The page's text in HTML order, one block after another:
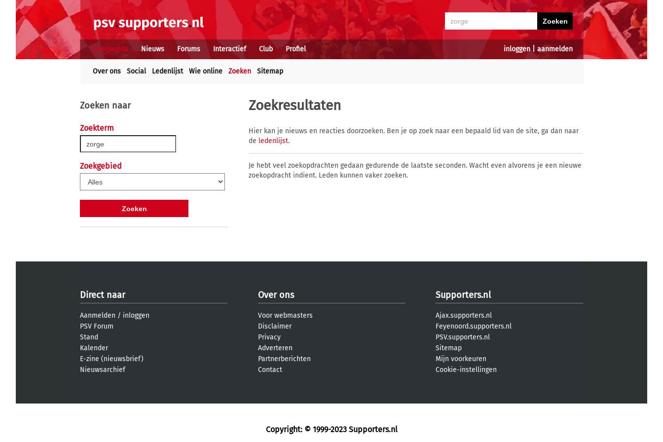
inloggen| aanmelden
Voorpagina Nieuws Forums Interactief Club Profiel
Over ons Social Ledenlijst Wie online Zoeken Sitemap
Zoeken naar
Zoekterm
Zoekgebied
Zoekresultaten
Hier kan je nieuws en reacties doorzoeken. Ben je op zoek naar een bepaald lid van de site, ga dan naar
de ledenlijst.
Je hebt veel zoekopdrachten gedaan gedurende de laatste seconden. Wacht even alvorens je een nieuwe
zoekopdracht indient. Leden kunnen vaker zoeken.
Direct naar
Aanmelden / inloggen
PSV Forum
Stand
Kalender
E-zine (nieuwsbrief)
Nieuwsarchief
Over ons
Voor webmasters
Disclaimer
Privacy
Adverteren
Partnerberichten
Contact
Supporters.nl
Ajax.supporters.nl
Feyenoord.supporters.nl
PSV.supporters.nl
Sitemap
Mijn voorkeuren
Cookie-instellingen
Copyright: © 1999-2023 Supporters.nl